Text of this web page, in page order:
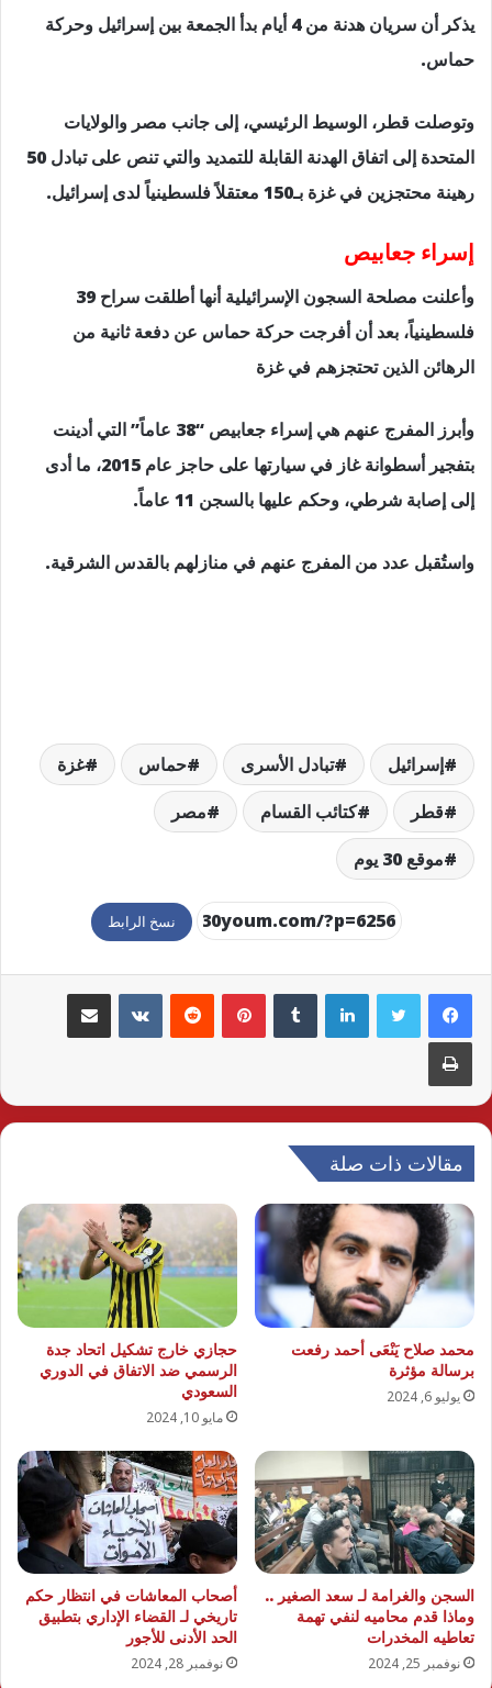
يذكر أن سريان هدنة من 4 أيام بدأ الجمعة بين إسرائيل وحركة
حماس.
وتوصلت قطر، الوسيط الرئيسي، إلى جانب مصر والولايات
المتحدة إلى اتفاق الهدنة القابلة للتمديد والتي تنص على تبادل 50
رهينة محتجزين في غزة بـ150 معتقلاً فلسطينياً لدى إسرائيل.
إسراء جعابيص
وأعلنت مصلحة السجون الإسرائيلية أنها أطلقت سراح 39
فلسطينياً، بعد أن أفرجت حركة حماس عن دفعة ثانية من
الرهائن الذين تحتجزهم في غزة
وأبرز المفرج عنهم هي إسراء جعابيص “38 عاماً” التي أدينت
بتفجير أسطوانة غاز في سيارتها على حاجز عام 2015، ما أدى
إلى إصابة شرطي، وحكم عليها بالسجن 11 عاماً.
واستُقبل عدد من المفرج عنهم في منازلهم بالقدس الشرقية.
إسرائيل تبادل الأسرى حماس
غزة
قطر
كتائب القسام
مصر
موقع 30 يوم
نسخ الرابط
لينكدإن بينتيريست مشاركة عبر البريد
طباعة
مقالات ذات صلة
محمد صلاح يَنْعَى أحمد رفعت
برسالة مؤثرة
يوليو 6, 2024
حجازي خارج تشكيل اتحاد جدة
الرسمي ضد الاتفاق في الدوري
السعودي
مايو 10, 2024
السجن والغرامة لـ سعد الصغير ..
وماذا قدم محاميه لنفي تهمة
تعاطيه المخدرات
نوفمبر 25, 2024
أصحاب المعاشات في انتظار حكم
تاريخي لـ القضاء الإداري بتطبيق
الحد الأدنى للأجور
نوفمبر 28, 2024